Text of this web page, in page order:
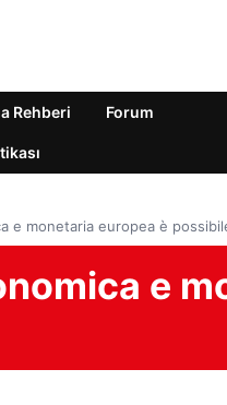
Rehberi Forum
e monetaria europea è
e